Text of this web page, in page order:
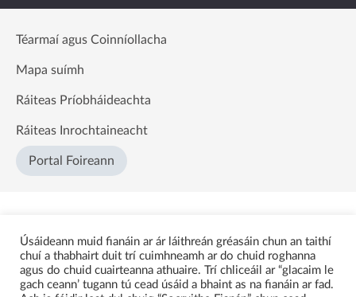
Téarmaí agus Coinníollacha
Mapa suímh
Ráiteas Príobháideachta
Ráiteas Inrochtaineacht
Portal Foireann
Úsáideann muid fianáin ar ár láithreán gréasáin chun an taithí
chuí a thabhairt duit trí cuimhneamh ar do chuid roghanna
agus do chuid cuairteanna athuaire. Trí chliceáil ar “glacaim le
gach ceann’ tugann tú cead úsáid a bhaint as na fianáin ar fad.